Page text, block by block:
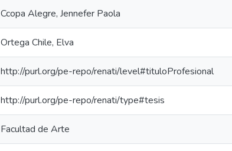
Ccopa Alegre, Jennefer Paola
Ortega Chile, Elva
http://purl.org/pe-repo/renati/level#tituloProfesional
http://purl.org/pe-repo/renati/type#tesis
Facultad de Arte